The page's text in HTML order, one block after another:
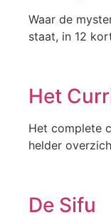
Waar de
staat, in 12
Het
Het complete
helder
De Sifu